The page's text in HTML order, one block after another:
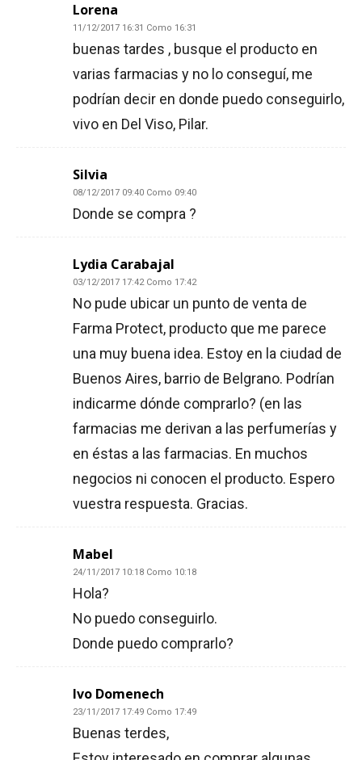
Lorena
11/12/2017 16:31 Como 16:31
buenas tardes , busque el producto en
varias farmacias y no lo conseguí, me
podrían decir en donde puedo conseguirlo,
vivo en Del Viso, Pilar.
Silvia
08/12/2017 09:40 Como 09:40
Donde se compra ?
Lydia Carabajal
03/12/2017 17:42 Como 17:42
No pude ubicar un punto de venta de
Farma Protect, producto que me parece
una muy buena idea. Estoy en la ciudad de
Buenos Aires, barrio de Belgrano. Podrían
indicarme dónde comprarlo? (en las
farmacias me derivan a las perfumerías y
en éstas a las farmacias. En muchos
negocios ni conocen el producto. Espero
vuestra respuesta. Gracias.
Mabel
24/11/2017 10:18 Como 10:18
Hola?
No puedo conseguirlo.
Donde puedo comprarlo?
Ivo Domenech
23/11/2017 17:49 Como 17:49
Buenas terdes,